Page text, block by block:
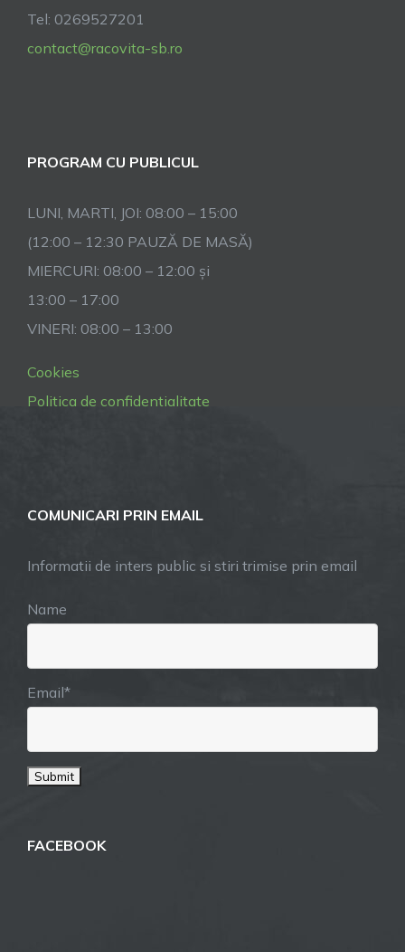
Tel: 0269527201
contact@racovita-sb.ro
PROGRAM CU PUBLICUL
LUNI, MARTI, JOI: 08:00 – 15:00
(12:00 – 12:30 PAUZĂ DE MASĂ)
MIERCURI: 08:00 – 12:00 și
13:00 – 17:00
VINERI: 08:00 – 13:00
Cookies
Politica de confidentialitate
COMUNICARI PRIN EMAIL
Informatii de inters public si stiri trimise prin email
Name
Email*
FACEBOOK